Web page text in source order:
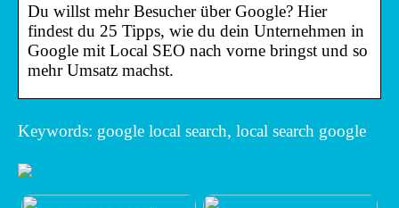
Du willst mehr Besucher über Google? Hier
findest du 25 Tipps, wie du dein Unternehmen in
Google mit Local SEO nach vorne bringst und so
mehr Umsatz machst.
Keywords: google local search, local search google